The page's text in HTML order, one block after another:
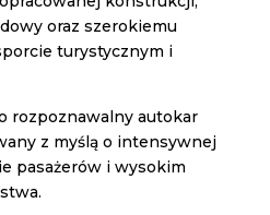
oraz szerokiemu
turystycznym i
rozpoznawalny autokar
z myślą o intensywnej
pasażerów i wysokim